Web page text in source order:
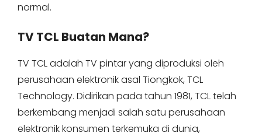
normal.
TV TCL Buatan Mana?
TV TCL adalah TV pintar yang diproduksi oleh
perusahaan elektronik asal Tiongkok, TCL
Technology. Didirikan pada tahun 1981, TCL telah
berkembang menjadi salah satu perusahaan
elektronik konsumen terkemuka di dunia,